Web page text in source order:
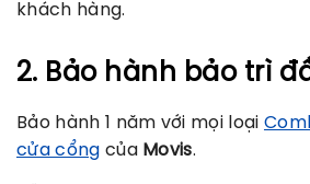
khách hàng.
2. Bảo hành bảo trì
Bảo hành 1 năm với mọi loại
cửa cổng của Movis.